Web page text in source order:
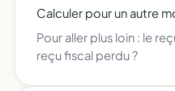
Calculer pour un autre
Pour aller plus loin : le
reçu fiscal perdu ?